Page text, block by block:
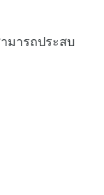
มารถประสบ